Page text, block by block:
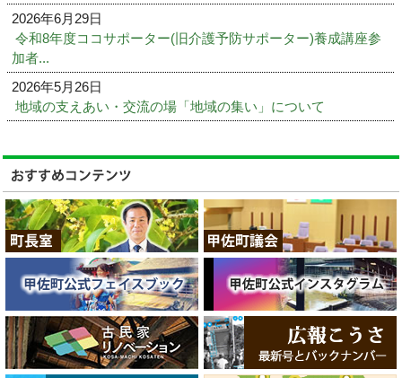
2026年6月29日
令和8年度ココサポーター(旧介護予防サポーター)養成講座参
加者...
2026年5月26日
地域の支えあい・交流の場「地域の集い」について